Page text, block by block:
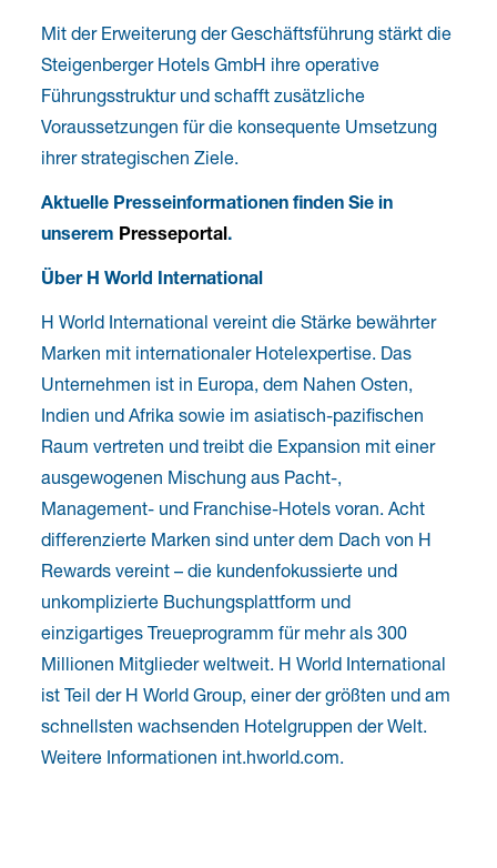
Mit der Erweiterung der Geschäftsführung stärkt die
Steigenberger Hotels GmbH ihre operative
Führungsstruktur und schafft zusätzliche
Voraussetzungen für die konsequente Umsetzung
ihrer strategischen Ziele.
Aktuelle Presseinformationen finden Sie in
unserem Presseportal.
Über H World International
H World International vereint die Stärke bewährter
Marken mit internationaler Hotelexpertise. Das
Unternehmen ist in Europa, dem Nahen Osten,
Indien und Afrika sowie im asiatisch-pazifischen
Raum vertreten und treibt die Expansion mit einer
ausgewogenen Mischung aus Pacht-,
Management- und Franchise-Hotels voran. Acht
differenzierte Marken sind unter dem Dach von H
Rewards vereint – die kundenfokussierte und
unkomplizierte Buchungsplattform und
einzigartiges Treueprogramm für mehr als 300
Millionen Mitglieder weltweit. H World International
ist Teil der H World Group, einer der größten und am
schnellsten wachsenden Hotelgruppen der Welt.
Weitere Informationen int.hworld.com.